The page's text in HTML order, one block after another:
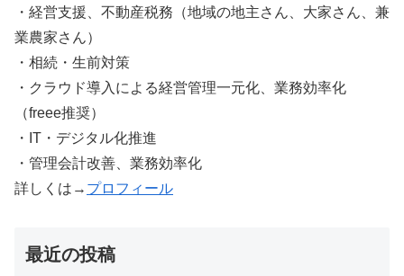
・経営支援、不動産税務（地域の地主さん、大家さん、兼
業農家さん）
・相続・生前対策
・クラウド導入による経営管理一元化、業務効率化
（freee推奨）
・IT・デジタル化推進
・管理会計改善、業務効率化
詳しくは→ プロフィール
最近の投稿